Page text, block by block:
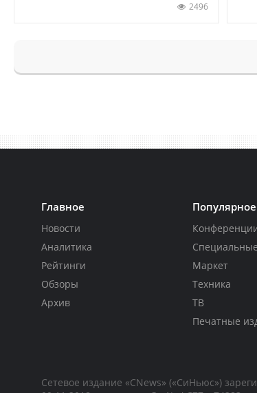
2496
Главное
Новости
Аналитика
Рейтинги
Обзоры
Архив
Популярное
Маркет
Техника
ТВ
Печатные
Сетевое издание «CNews» («СиНьюс»)